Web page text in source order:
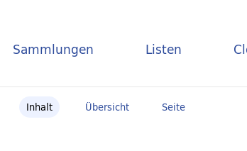
Sammlungen Listen
Inhalt Übersicht Seite